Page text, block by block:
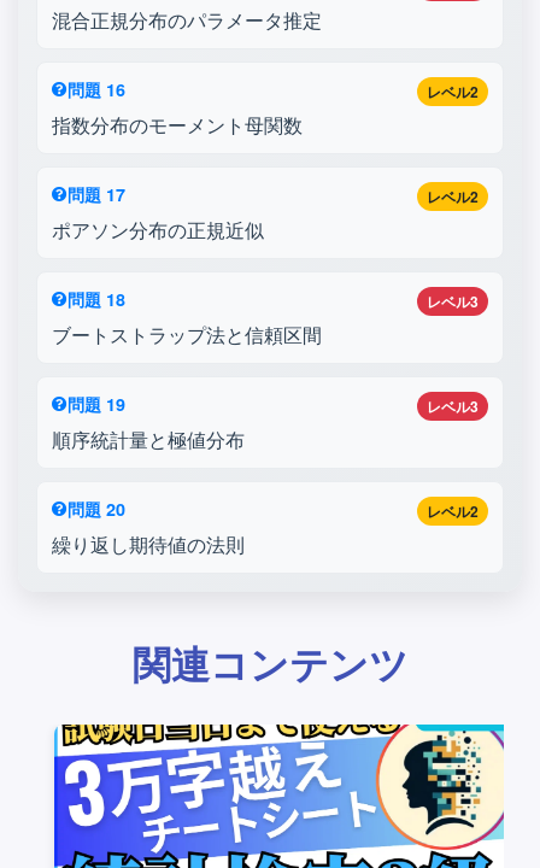
混合正規分布のパラメータ推定
レベル2
問題 16
指数分布のモーメント母関数
レベル2
問題 17
ポアソン分布の正規近似
レベル3
問題 18
ブートストラップ法と信頼区間
レベル3
問題 19
順序統計量と極値分布
レベル2
問題 20
繰り返し期待値の法則
関連コンテンツ